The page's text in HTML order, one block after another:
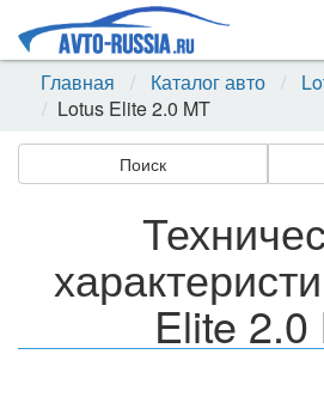
Главная
Каталог авто
Lotus Elite 2.0 MT
Поиск
Elite 2.0